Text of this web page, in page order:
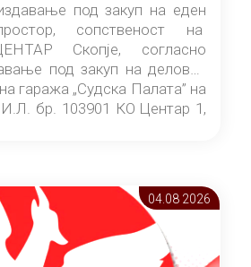
под закуп на еден
сопственост на
Скопје, согласно
под закуп на деловен
гаража „Судска Палата” на
бр. 103901 КО Центар 1,
2026), за времетраење од 3
денот на потпишувањето на
закуп со најповолниот
04.08 2026